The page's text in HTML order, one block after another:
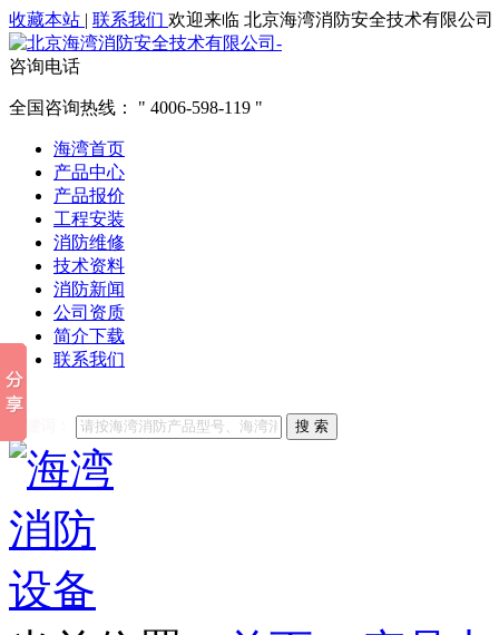
收藏本站 | 联系我们 欢迎来临 北京海湾消防安全技术有限公司
咨询电话
全国咨询热线： 4006-598-119
海湾首页
产品中心
产品报价
工程安装
消防维修
技术资料
消防新闻
公司资质
简介下载
联系我们
他们都在搜索:
搜 索